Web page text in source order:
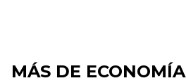
MÁS DE ECONOMÍA